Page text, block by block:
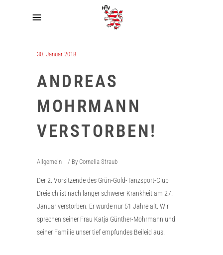
30. Januar 2018
ANDREAS
MOHRMANN
VERSTORBEN!
Allgemein By Cornelia Straub
Der 2. Vorsitzende des Grün-Gold-Tanzsport-Club
Dreieich ist nach langer schwerer Krankheit am 27.
Januar verstorben. Er wurde nur 51 Jahre alt. Wir
sprechen seiner Frau Katja Günther-Mohrmann und
seiner Familie unser tief empfundes Beileid aus.